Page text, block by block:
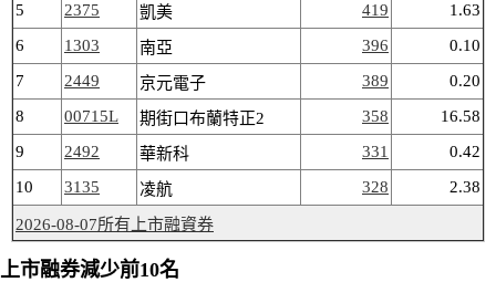
5
2375 凱美 419
1.63
6
1303 南亞 396
0.10
7
2449 京元電子 389
0.20
8
00715L 期街口布蘭特正2 358
16.58
9
2492 華新科 331
0.42
10
3135 凌航 328 2.38
2026-08-07所有上市融資券
上市融券減少前10名